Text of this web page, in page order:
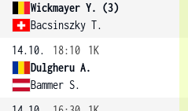
Wickmayer Y. (3)
Bacsinszky T.
14.10.
18:10
1K
Dulgheru A.
Bammer S.